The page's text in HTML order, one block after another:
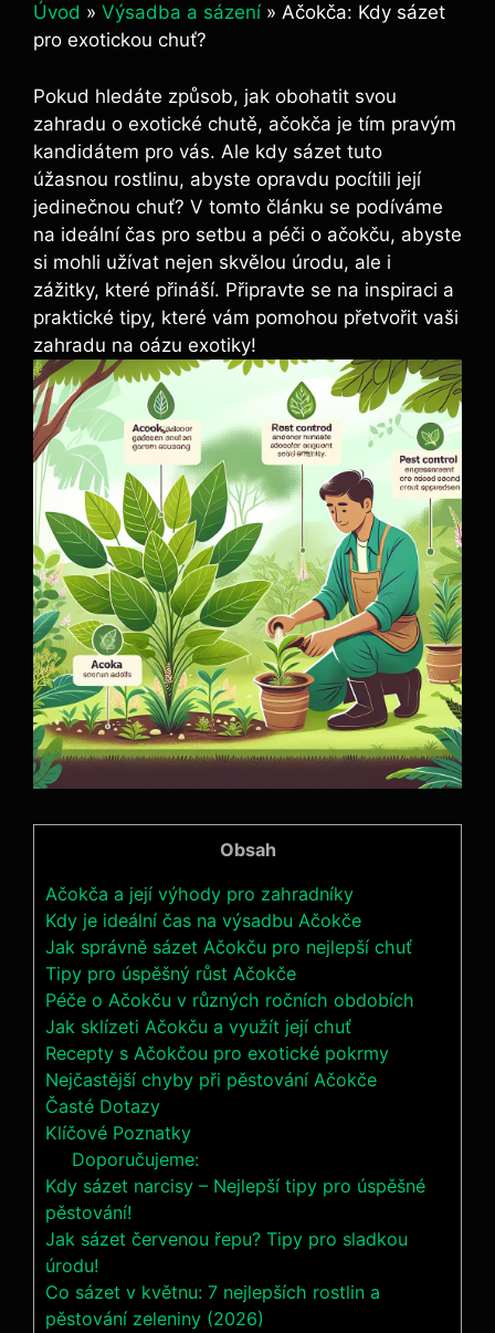
Úvod » Výsadba a sázení » Ačokča: Kdy sázet
pro exotickou chuť?
Pokud hledáte způsob, jak obohatit svou
zahradu o exotické chutě, ačokča je tím pravým
kandidátem pro vás. Ale kdy sázet tuto
úžasnou rostlinu, abyste opravdu pocítili její
jedinečnou chuť? V tomto článku se podíváme
na ideální čas pro setbu a péči o ačokču, abyste
si mohli užívat nejen skvělou úrodu, ale i
zážitky, které přináší. Připravte se na inspiraci a
praktické tipy, které vám pomohou přetvořit vaši
zahradu na oázu exotiky!
Obsah
Ačokča a její výhody pro zahradníky
Kdy je ideální čas na výsadbu Ačokče
Jak správně sázet Ačokču pro nejlepší chuť
Tipy pro úspěšný růst Ačokče
Péče o Ačokču v různých ročních obdobích
Jak sklízeti Ačokču a využít její chuť
Recepty s Ačokčou pro exotické pokrmy
Nejčastější chyby při pěstování Ačokče
Časté Dotazy
Klíčové Poznatky
Doporučujeme:
Kdy sázet narcisy – Nejlepší tipy pro úspěšné
pěstování!
Jak sázet červenou řepu? Tipy pro sladkou
úrodu!
Co sázet v květnu: 7 nejlepších rostlin a
pěstování zeleniny (2026)